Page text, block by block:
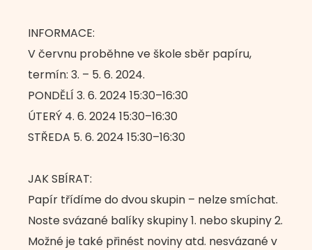
INFORMACE:
V červnu proběhne ve škole sběr papíru,
termín: 3. – 5. 6. 2024.
PONDĚLÍ 3. 6. 2024 15:30–16:30
ÚTERÝ 4. 6. 2024 15:30–16:30
STŘEDA 5. 6. 2024 15:30–16:30
JAK SBÍRAT:
Papír třídíme do dvou skupin – nelze smíchat.
Noste svázané balíky skupiny 1. nebo skupiny 2.
Možné je také přinést noviny atd. nesvázané v